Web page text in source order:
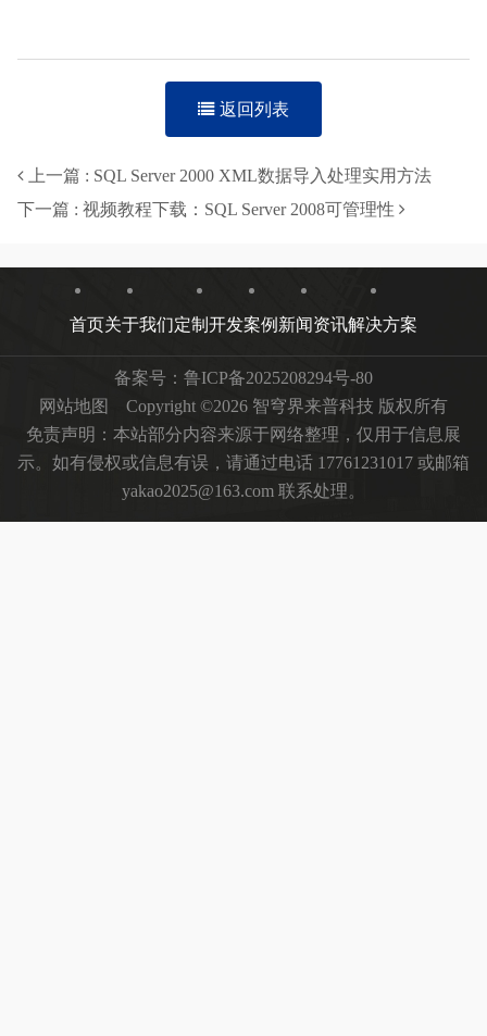
返回列表
上一篇 : SQL Server 2000 XML数据导入处理实用方法
下一篇 : 视频教程下载：SQL Server 2008可管理性
首页关于我们定制开发案例 新闻资讯解决方案
备案号： 鲁ICP备2025208294号-80
网站地图
Copyright ©2026 智穹界来普科技 版权所有
免责声明：本站部分内容来源于网络整理，仅用于信息展
示。如有侵权或信息有误，请通过电话 17761231017 或邮箱
yakao2025@163.com 联系处理。